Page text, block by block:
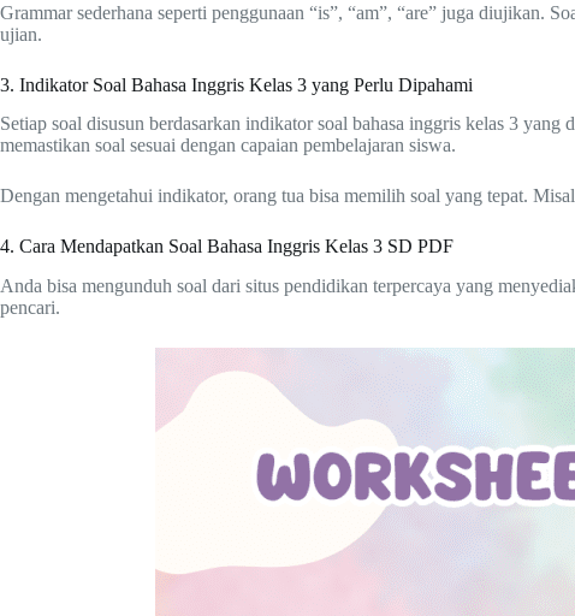
Grammar sederhana seperti penggunaan “is”, “am”, “are” juga diujikan.
ujian.
3. Indikator Soal Bahasa Inggris Kelas 3 yang Perlu Dipahami
Setiap soal disusun berdasarkan indikator soal bahasa inggris kelas 3
memastikan soal sesuai dengan capaian pembelajaran siswa.
Dengan mengetahui indikator, orang tua bisa memilih soal yang tepat.
4. Cara Mendapatkan Soal Bahasa Inggris Kelas 3 SD PDF
Anda bisa mengunduh soal dari situs pendidikan terpercaya yang
pencari.